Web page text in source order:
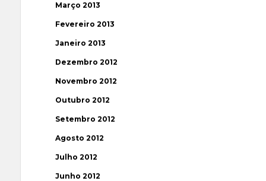
Março 2013
Fevereiro 2013
Janeiro 2013
Dezembro 2012
Novembro 2012
Outubro 2012
Setembro 2012
Agosto 2012
Julho 2012
Junho 2012